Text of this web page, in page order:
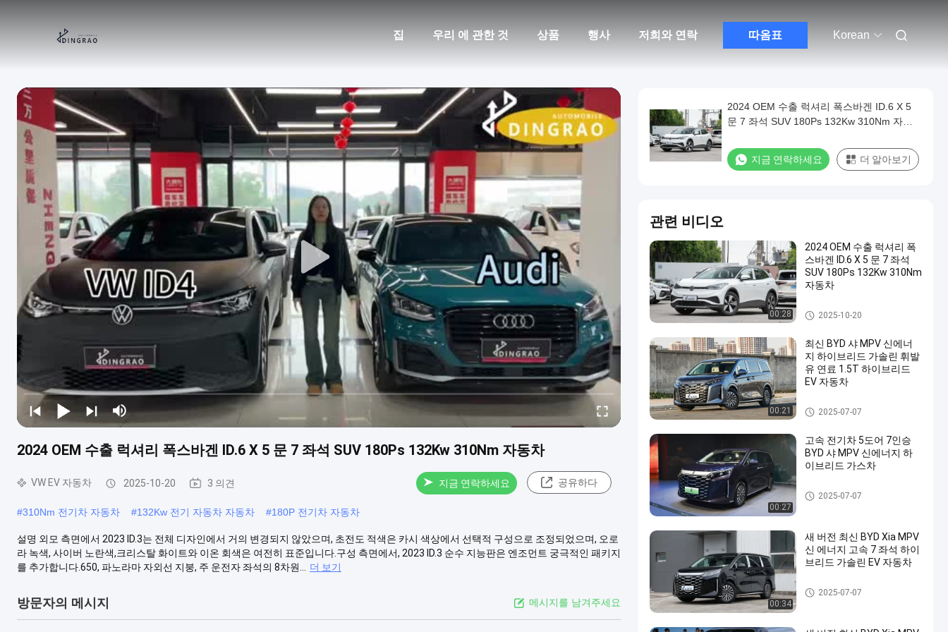
집 우리 에 관한 것 상품 행사 저희와 연락 따옴표 Korean
2024 OEM 수출 럭셔리 폭스바겐 ID.6 X 5 문 7 좌석 SUV 180Ps 132Kw 310Nm 자동차
VW EV 자동차 2025-10-20 3 의견 지금 연락하세요 공유하다
#310Nm 전기차 자동차 #132Kw 전기 자동차 자동차 #180P 전기차 자동차
설명 외모 측면에서 2023 ID.3는 전체 디자인에서 거의 변경되지 않았으며, 초전도 적색은 카시 색상에서 선택적 구성으로 조정되었으며, 오로
라 녹색, 사이버 노란색,크리스탈 화이트와 이온 회색은 여전히 표준입니다.구성 측면에서, 2023 ID.3 순수 지능판은 엔조먼트 궁극적인 패키지
를 추가합니다.650, 파노라마 자외선 지붕, 주 운전자 좌석의 8차원...
더 보기
방문자의 메시지 메시지를 남겨주세요
2024 OEM 수출 럭셔리 폭스바겐 ID.6 X 5
문 7 좌석 SUV 180Ps 132Kw 310Nm 자동
지금 연락하세요 더 알아보기
관련 비디오
00:28
2024 OEM 수출 럭셔리 폭
스바겐 ID.6 X 5 문 7 좌석
SUV 180Ps 132Kw 310Nm
자동차
VW EV 자동차
2025-10-20
00:21
최신 BYD 샤 MPV 신에너
지 하이브리드 가솔린 휘발
유 연료 1.5T 하이브리드
EV 자동차
BYD EV 자동차
2025-07-07
00:27
고속 전기차 5도어 7인승
BYD 샤 MPV 신에너지 하
이브리드 가스차
BYD EV 자동차
2025-07-07
00:34
새 버전 최신 BYD Xia MPV
신 에너지 고속 7 좌석 하이
브리드 가솔린 EV 자동차
BYD EV 자동차
2025-07-07